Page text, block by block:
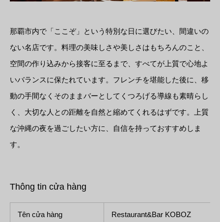
那覇市内で「ここぞ」という特別な日に選びたい、間違いの
ない名店です。料理の美味しさや美しさはもちろんのこと、
空間の作り込みから接客に至るまで、すべてが上質で心地よ
いバランスに保たれています。フレンチを堪能した後に、移
動の手間なくそのままバーとしてくつろげる導線も素晴らし
く、大切な人との距離を自然と縮めてくれるはずです。上質
な沖縄の夜を過ごしたい方に、自信を持っておすすめしま
す。
Thông tin cửa hàng
Tên cửa hàng Restaurant&Bar KOBOZ